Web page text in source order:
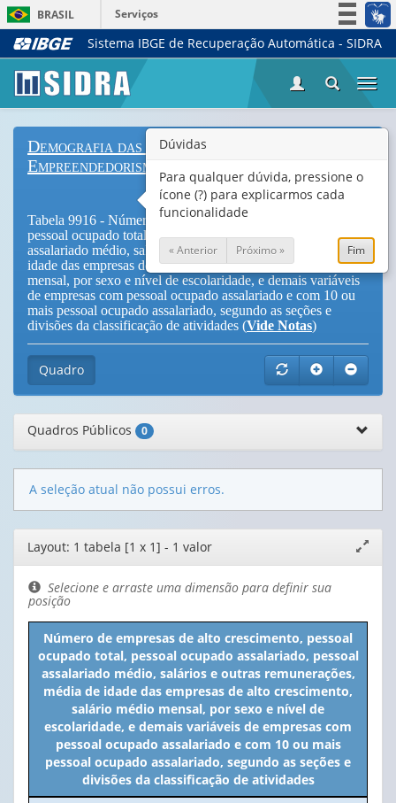
BRASIL
Serviços
Simplifique!
Acesso à informação
Sistema IBGE de Recuperação Automática - SIDRA
Demografia das Empresas e Estatísticas de
Empreendedorismo
Tabela 9916 - Número de empresas de alto crescimento,
pessoal ocupado total, pessoal ocupado assalariado, pessoal
assalariado médio, salários e outras remunerações, média de
idade das empresas de alto crescimento, salário médio
mensal, por sexo e nível de escolaridade, e demais variáveis
de empresas com pessoal ocupado assalariado e com 10 ou
mais pessoal ocupado assalariado, segundo as seções e
divisões da classificação de atividades (Vide Notas)
Quadro
Quadros Públicos 0
A seleção atual não possui erros.
Editor
de
layout
janela
Layout: 1 tabela [1 x 1] - 1 valor
Selecione e arraste uma dimensão para definir sua
posição
Número de empresas de alto crescimento, pessoal
ocupado total, pessoal ocupado assalariado, pessoal
assalariado médio, salários e outras remunerações,
média de idade das empresas de alto crescimento,
salário médio mensal, por sexo e nível de
escolaridade, e demais variáveis de empresas com
pessoal ocupado assalariado e com 10 ou mais
pessoal ocupado assalariado, segundo as seções e
divisões da classificação de atividades
Dúvidas
Para qualquer dúvida, pressione o
ícone (?) para explicarmos cada
funcionalidade
« Anterior Próximo » Fim